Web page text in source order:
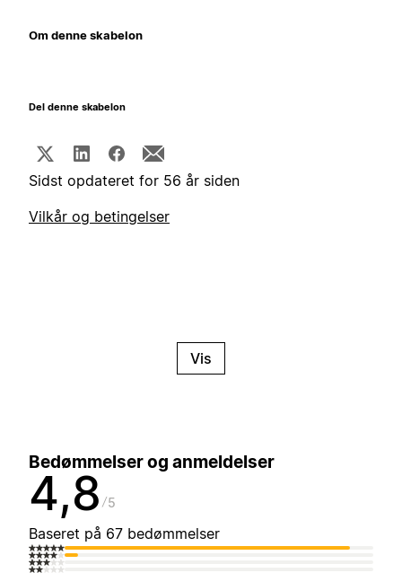
Om denne skabelon
Del denne skabelon
Sidst opdateret for 56 år siden
Vilkår og betingelser
Vis
Bedømmelser og anmeldelser
4,8 5
Baseret på 67 bedømmelser